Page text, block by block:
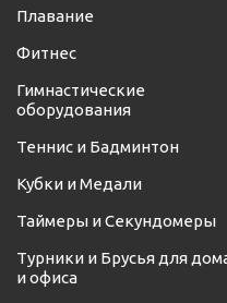
Плавание
Фитнес
Гимнастические
оборудования
Теннис и Бадминтон
Кубки и Медали
Таймеры и Секундомеры
Турники и Брусья для
и офиса